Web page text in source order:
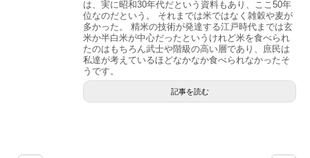
は、実に昭和30年代だという資料もあり、ここ50年
位なのだという。 それまでは米ではなく雑穀や麦が
多かった。 精米の技術が発達する江戸時代までは玄
米か半白米が中心だったというけれど米を食べられ
たのはもちろん武士や階級の高い層であり、庶民は
私達が考えているほどなかなか食べられなかったそ
うです。
記事を読む